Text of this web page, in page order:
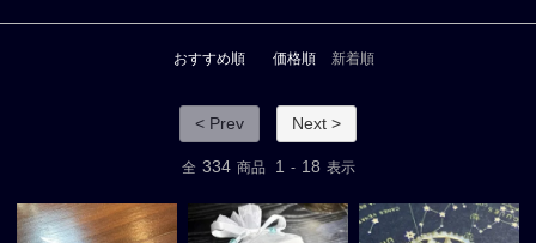
おすすめ順 価格順 新着順
< Prev Next >
全 334 商品 1 - 18 表示